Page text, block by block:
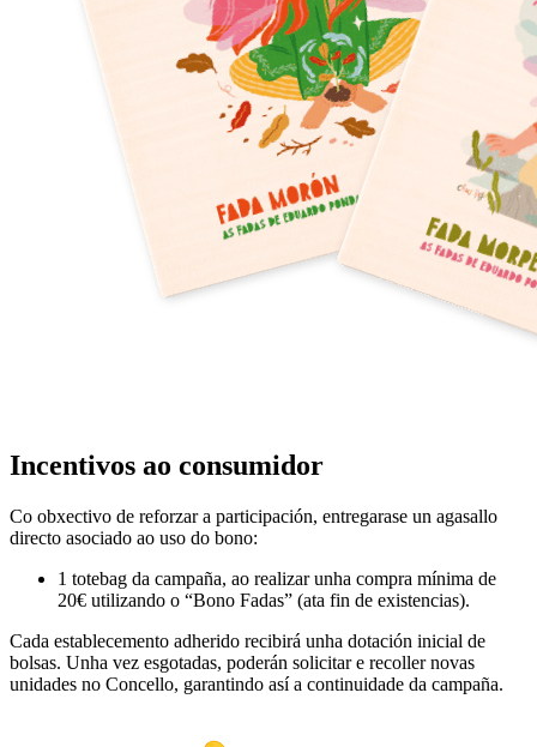
Incentivos ao consumidor
Co obxectivo de reforzar a participación, entregarase un agasallo
directo asociado ao uso do bono:
1 totebag da campaña, ao realizar unha compra mínima de
20€ utilizando o “Bono Fadas” (ata fin de existencias).
Cada establecemento adherido recibirá unha dotación inicial de
bolsas. Unha vez esgotadas, poderán solicitar e recoller novas
unidades no Concello, garantindo así a continuidade da campaña.